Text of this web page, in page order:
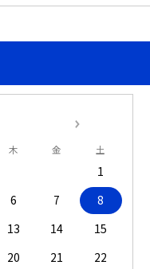
木 金 土
1
6 7
8
13 14
15
20 21
22